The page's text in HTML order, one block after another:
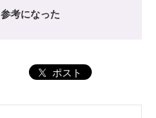
参考になった
ポスト